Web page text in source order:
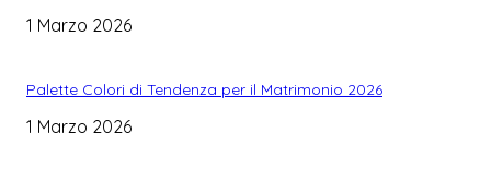
1 Marzo 2026
Palette Colori di Tendenza per il Matrimonio 2026
1 Marzo 2026